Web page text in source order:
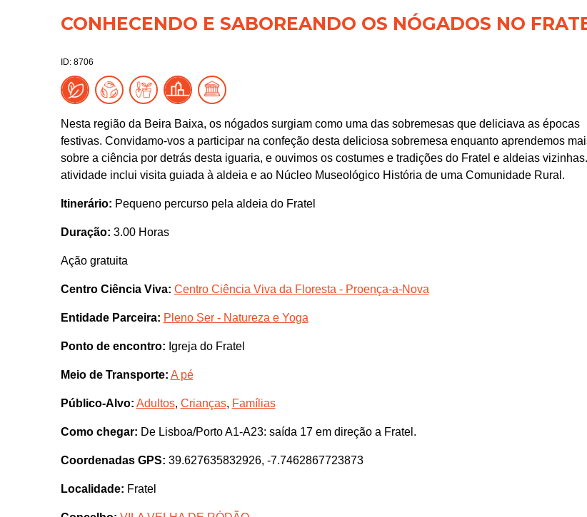
CONHECENDO E SABOREANDO OS NÓGADOS NO
ID: 8706
Nesta região da Beira Baixa, os nógados surgiam como uma das sobremesas que deliciava as épocas
festivas. Convidamo-vos a participar na confeção desta deliciosa sobremesa enquanto aprendemos
sobre a ciência por detrás desta iguaria, e ouvimos os costumes e tradições do Fratel e aldeias
atividade inclui visita guiada à aldeia e ao Núcleo Museológico História de uma Comunidade Rural.
Itinerário: Pequeno percurso pela aldeia do Fratel
Duração: 3.00 Horas
Ação gratuita
Centro Ciência Viva: Centro Ciência Viva da Floresta - Proença-a-Nova
Entidade Parceira: Pleno Ser - Natureza e Yoga
Ponto de encontro: Igreja do Fratel
Meio de Transporte: A pé
Público-Alvo: Adultos, Crianças, Famílias
Como chegar: De Lisboa/Porto A1-A23: saída 17 em direção a Fratel.
Coordenadas GPS: 39.627635832926, -7.7462867723873
Localidade: Fratel